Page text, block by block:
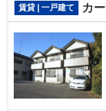
賃貸 | 一戸建て カ